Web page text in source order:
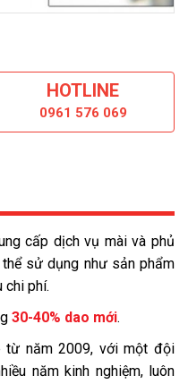
HOTLINE
0961 576 069
cấp dịch vụ mài và phủ
sử dụng như sản phẩm
chi phí.
30-40% dao mới.
từ năm 2009, với một đội
năm kinh nghiệm, luôn